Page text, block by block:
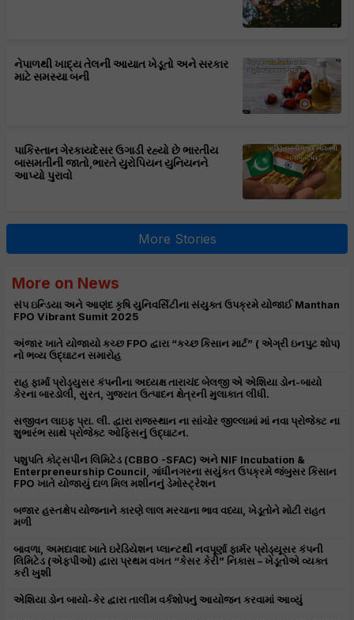
નેપાળથી ખાદ્ય તેલની આયાત ખેડૂતો અને સરકાર
માટે સમસ્યા બની
પાકિસ્તાન ગેરકાયદેસર ઉગાડી રહ્યો છે ભારતીય
બાસમતીની જાતો,ભારતે યુરોપિયન યુનિયનને
આપ્યો પુરાવો
More Stories
More on News
સંપ ઇન્ડિયા અને આણંદ કૃષિ યુનિવર્સિટીના સંયુક્ત ઉપક્રમે યોજાઈ Manthan
FPO Vibrant Sumit 2025
અંજાર ખાતે યોજાયો કચ્છ FPO દ્વારા “કચ્છ કિસાન માર્ટ” ( એગ્રી ઇનપુટ શોપ)
નો ભવ્ય ઉદ્ઘાટન સમારોહ
રાહ ફાર્મા પ્રોડ્યુસર કંપનીના અધ્યક્ષ તારાચંદ બેલજી એ એશિયા ડોન-બાયો
કેરના બારડોલી, સુરત, ગુજરાત ઉત્પાદન ક્ષેત્રની મુલાકાત લીધી.
સજીવન લાઇફ પ્રા. લી. દ્વારા રાજસ્થાન ના સાંચોર જીલ્લામાં માં નવા પ્રોજેક્ટ ના
શુભારંભ સાથે પ્રોજેક્ટ ઓફિસનું ઉદ્ઘાટન.
પશુપતિ કોટ્સપીન લિમિટેડ (CBBO -SFAC) અને NIF Incubation &
Enterpreneurship Council, ગાંધીનગરના સયુંકત ઉપક્રમે જંબુસર કિસાન
FPO ખાતે યોજાયું દાળ મિલ મશીનનું ડેમોસ્ટ્રેશન
બજાર હસ્તક્ષેપ યોજનાને કારણે લાલ મરચાના ભાવ વધ્યા, ખેડૂતોને મોટી રાહત
મળી
બાવળા, અમદાવાદ ખાતે ઇરેડિયેશન પ્લાન્ટથી નવપૂર્ણા ફાર્મર પ્રોડ્યૂસર કંપની
લિમિટેડ (એફપીઓ) દ્વારા પ્રથમ વખત “કેસર કેરી” નિકાસ – ખેડૂતોએ વ્યક્ત
કરી ખુશી
એશિયા ડોન બાયો-કેર દ્વારા તાલીમ વર્કશોપનું આયોજન કરવામાં આવ્યું